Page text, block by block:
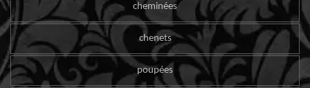
cheminées
chenets
poupées